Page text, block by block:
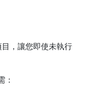
，讓您即使未執行
：